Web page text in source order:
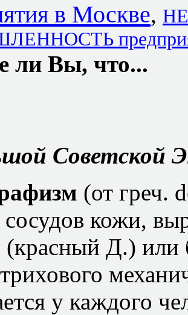
в Москве,
ли Вы, что...
Советской
(от греч.
сосудов кожи,
(красный Д.)
у каждого